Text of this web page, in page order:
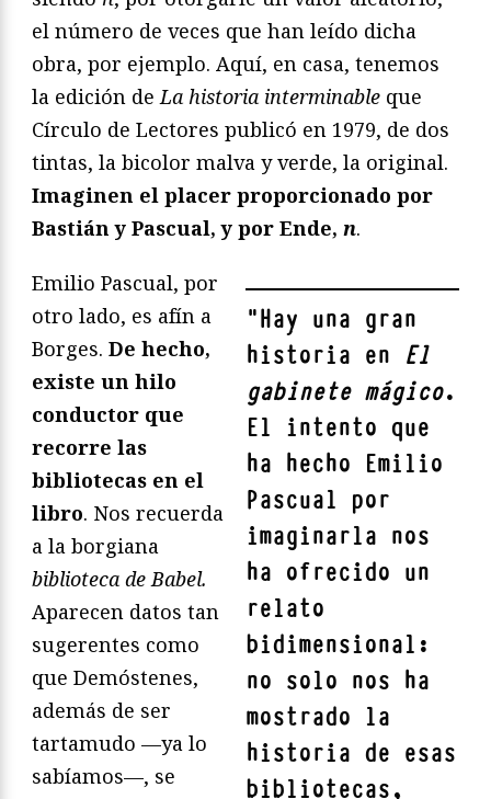
el número de veces que han leído dicha
obra, por ejemplo. Aquí, en casa, tenemos
la edición de La historia interminable que
Círculo de Lectores publicó en 1979, de dos
tintas, la bicolor malva y verde, la original.
Imaginen el placer proporcionado por
Bastián y Pascual, y por Ende, n.
"Hay una gran
historia en El
gabinete mágico.
El intento que
ha hecho Emilio
Pascual por
imaginarla nos
ha ofrecido un
relato
bidimensional:
no solo nos ha
mostrado la
historia de esas
bibliotecas,
Emilio Pascual, por
otro lado, es afín a
Borges. De hecho,
existe un hilo
conductor que
recorre las
bibliotecas en el
libro. Nos recuerda
a la borgiana
biblioteca de Babel.
Aparecen datos tan
sugerentes como
que Demóstenes,
además de ser
tartamudo —ya lo
sabíamos—, se